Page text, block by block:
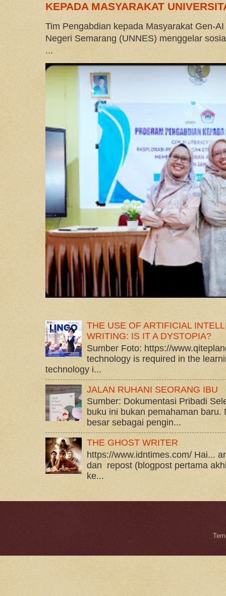
KEPADA MASYARAKAT
Tim Pengabdian kepada Masyarakat Gen-
Negeri Semarang (UNNES) menggelar
...
THE USE OF ARTIFICIAL
WRITING: IS IT A DYSTOPIA?
Sumber Foto: https://
technology is required in the
technology i...
JALAN RUHANI SEORANG IBU
Sumber: Dokumentasi Pribadi
buku ini bukan pemahaman
besar sebagai pengin...
THE GHOST WRITER
https://www.idntimes.com/ Hai...
dan repost (blogpost pertama
ke...